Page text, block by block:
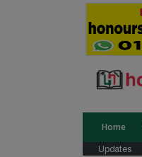
Home
Updates